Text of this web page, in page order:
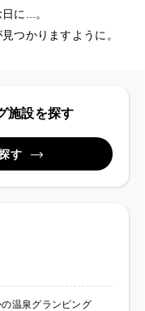
に...。
つかりますように。
施設を探す
す
温泉グランピング